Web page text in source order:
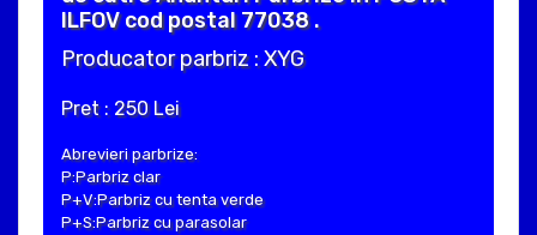
ILFOV cod postal 77038 .
Producator parbriz : XYG
Pret : 250 Lei
Abrevieri parbrize:
P:Parbriz clar
P+V:Parbriz cu tenta verde
P+S:Parbriz cu parasolar